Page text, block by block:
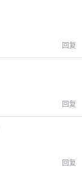
回复
回复
回复